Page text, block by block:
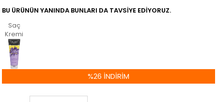
BU ÜRÜNÜN YANINDA BUNLARI DA TAVSIYE EDIYORUZ.
Saç
Kremi
%26 İNDIRIM